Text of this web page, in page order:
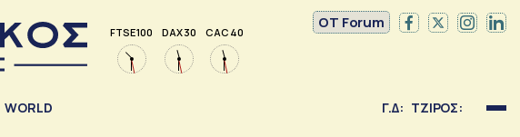
FTSE 100 DAX 30 CAC 40
OT Forum
WORLD Γ.Δ: ΤΖΙΡΟΣ: